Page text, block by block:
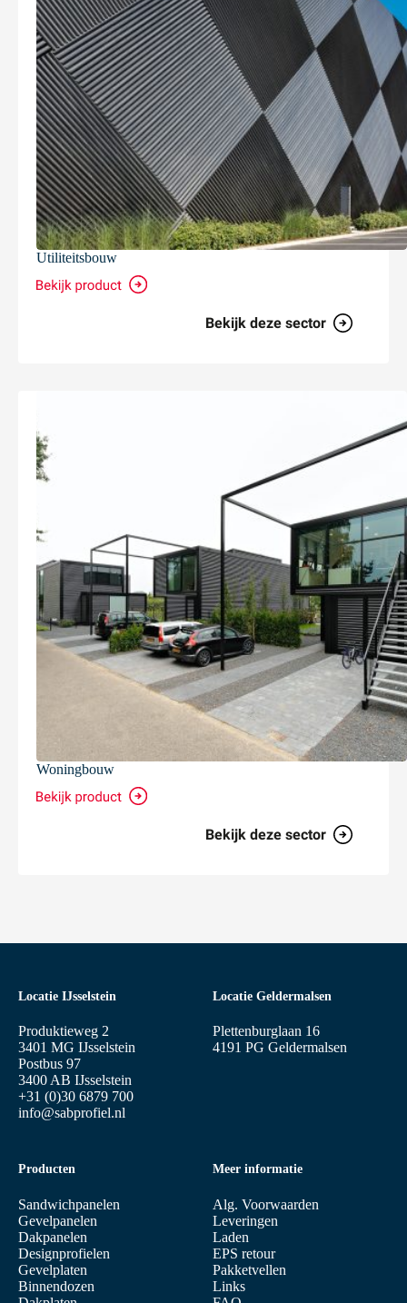
Utiliteitsbouw
Bekijk deze sector
Woningbouw
Bekijk deze sector
Locatie IJsselstein
Produktieweg 2
3401 MG IJsselstein
Postbus 97
3400 AB IJsselstein
+31 (0)30 6879 700
info@sabprofiel.nl
Producten
Sandwichpanelen
Gevelpanelen
Dakpanelen
Designprofielen
Gevelplaten
Binnendozen
Meer informatie
Alg. Voorwaarden
Leveringen
Laden
EPS retour
Pakketvellen
Links
Locatie Geldermalsen
Plettenburglaan 16
4191 PG Geldermalsen